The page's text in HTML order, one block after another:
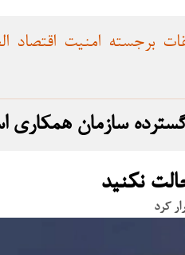
اقتصاد امنیت برجسته
سازمان همکاری
نکنید
کرد